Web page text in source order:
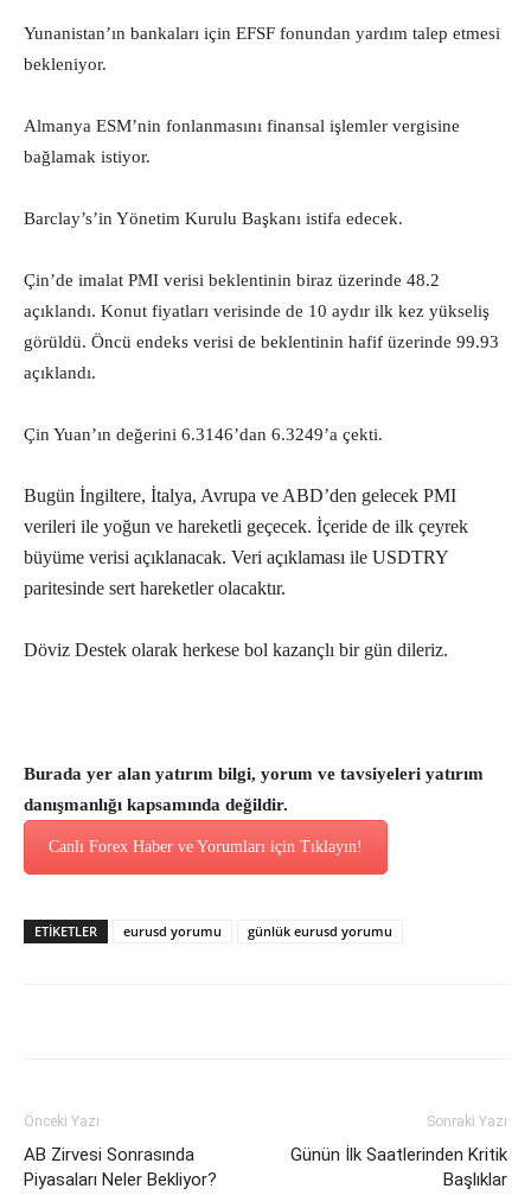
Yunanistan’ın bankaları için EFSF fonundan yardım talep etmesi
bekleniyor.
Almanya ESM’nin fonlanmasını finansal işlemler vergisine
bağlamak istiyor.
Barclay’s’in Yönetim Kurulu Başkanı istifa edecek.
Çin’de imalat PMI verisi beklentinin biraz üzerinde 48.2
açıklandı. Konut fiyatları verisinde de 10 aydır ilk kez yükseliş
görüldü. Öncü endeks verisi de beklentinin hafif üzerinde 99.93
açıklandı.
Çin Yuan’ın değerini 6.3146’dan 6.3249’a çekti.
Bugün İngiltere, İtalya, Avrupa ve ABD’den gelecek PMI
verileri ile yoğun ve hareketli geçecek. İçeride de ilk çeyrek
büyüme verisi açıklanacak. Veri açıklaması ile USDTRY
paritesinde sert hareketler olacaktır.
Döviz Destek olarak herkese bol kazançlı bir gün dileriz.
Burada yer alan yatırım bilgi, yorum ve tavsiyeleri yatırım
danışmanlığı kapsamında değildir.
Canlı Forex Haber ve Yorumları için Tıklayın!
ETİKETLER eurusd yorumu günlük eurusd yorumu
Önceki Yazı
AB Zirvesi Sonrasında
Piyasaları Neler Bekliyor?
Sonraki Yazı
Günün İlk Saatlerinden Kritik
Başlıklar